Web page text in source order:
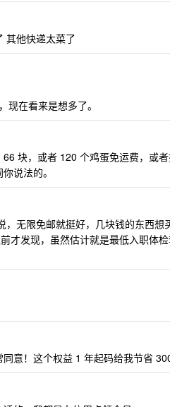
其他快递太菜了
现在看来是想多了。
块，或者 120 个鸡蛋免运费，或者
说法的。
无限免邮就挺好，几块钱的东西
才发现，虽然估计就是最低入职体
意！这个权益 1 年起码给我节省